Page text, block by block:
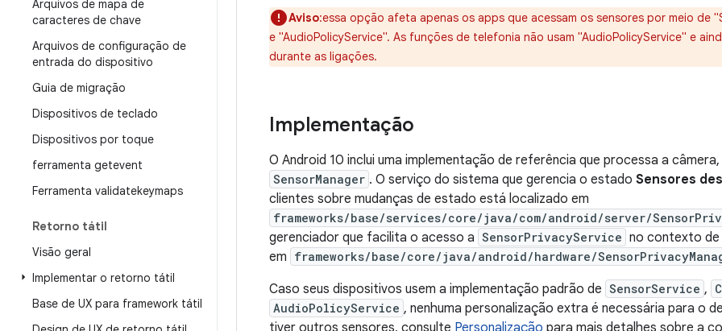
Arquivos de mapa de
caracteres de chave
Arquivos de configuração de
entrada do dispositivo
Guia de migração
Dispositivos de teclado
Dispositivos por toque
ferramenta getevent
Ferramenta validatekeymaps
Retorno tátil
Visão geral
Implementar o retorno tátil
Base de UX para framework tátil
Aviso:essa opção afeta apenas os apps que acessam os sensores por meio de
e "AudioPolicyService". As funções de telefonia não usam "AudioPolicyService" e
durante as ligações.
Implementação
O Android 10 inclui uma implementação de referência que processa a
SensorManager . O serviço do sistema que gerencia o estado Sensores
clientes sobre mudanças de estado está localizado em
frameworks/base/services/core/java/com/android/server/
gerenciador que facilita o acesso a SensorPrivacyService no contexto de
em frameworks/base/core/java/android/hardware/
Caso seus dispositivos usem a implementação padrão de SensorService ,
AudioPolicyService , nenhuma personalização extra é necessária para o
tiver outros sensores, consulte Personalização para mais detalhes sobre a